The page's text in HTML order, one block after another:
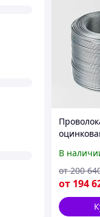
В
от 194
от 200